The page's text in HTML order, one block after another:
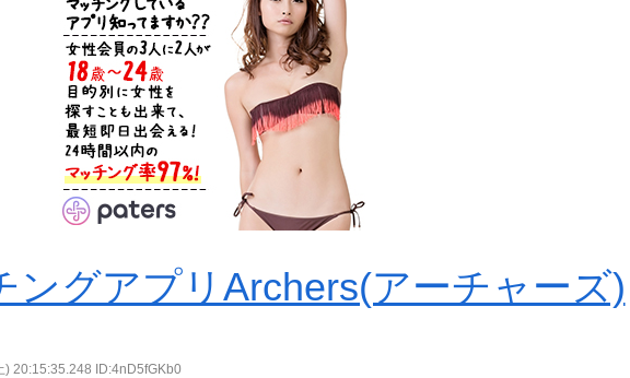
ングアプリArchers(アーチャーズ)
) 20:15:35.248 ID:4nD5fGKb0